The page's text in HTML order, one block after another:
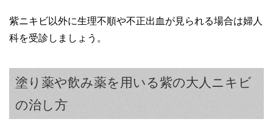
紫ニキビ以外に生理不順や不正出血が見られる場合は婦人
科を受診しましょう。
塗り薬や飲み薬を用いる紫の大人ニキビ
の治し方